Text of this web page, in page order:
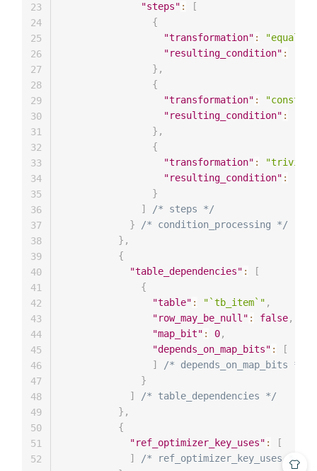
"steps" :
[
{
"transformation" :
"resulting_condition" :
} ,
{
"transformation" :
"resulting_condition" :
} ,
{
"transformation" :
"resulting_condition" :
}
]
/* steps */
}
/* condition_processing */
} ,
{
"table_dependencies" :
[
{
"table" : "`tb_item`" ,
"row_may_be_null" : false,
"map_bit" : 0,
"depends_on_map_bits" :
[
]
/* depends_on_map_bits */
}
]
/* table_dependencies */
} ,
{
"ref_optimizer_key_uses" :
[
]
/* ref_optimizer_key_uses */
23
24
25
26
27
28
29
30
31
32
33
34
35
36
37
38
39
40
41
42
43
44
45
46
47
48
49
50
51
52